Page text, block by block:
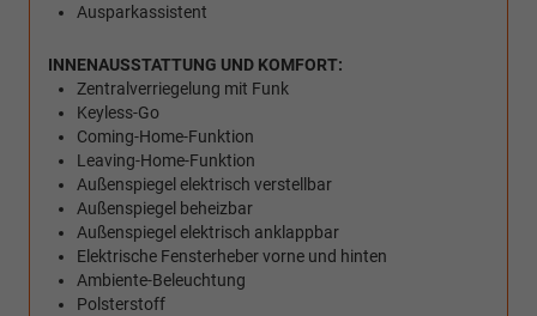
Ausparkassistent
INNENAUSSTATTUNG UND KOMFORT:
Zentralverriegelung mit Funk
Keyless-Go
Coming-Home-Funktion
Leaving-Home-Funktion
Außenspiegel elektrisch verstellbar
Außenspiegel beheizbar
Außenspiegel elektrisch anklappbar
Elektrische Fensterheber vorne und hinten
Ambiente-Beleuchtung
Polsterstoff